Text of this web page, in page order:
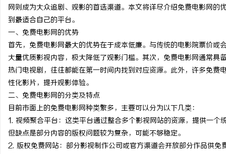
网则成为大众追剧、观影的首选渠道。本文将详尽介绍免费电影网
到最适合自己的平台。
一、免费电影网的优势
首先，免费电影网最大的优势在于成本低廉。与传统的电影院票价
大量优质影视内容，极大降低了观影门槛。其次，免费电影网通常
热门电视剧，往往都能在第一时间内找到对应资源。此外，许多免
性化影片，提升观影体验。
二、免费电影网的分类及特点
目前市面上的免费电影网种类繁多，主要可以分为以下几类：
1. 视频聚合平台：这类平台通过整合多个影视网站的资源，提供一
但缺点是部分内容的版权问题较为复杂，可能不够稳定。
2. 版权免费网站：部分影视制作公司或官方渠道会开放部分作品供